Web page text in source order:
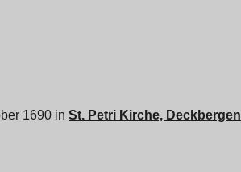
1690 in St. Petri Kirche, Deckbergen